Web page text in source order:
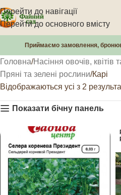
Перейти до навігації
Перейти до основного вмісту
Приймаємо замовлення,
Головна Насіння овочів, квітів
Пряні та зелені рослини Карі
Відображаються усі з 2
Показати бічну панель